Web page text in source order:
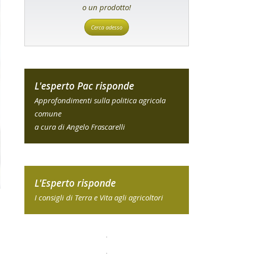
o un prodotto!
Cerca adesso
L'esperto Pac risponde
Approfondimenti sulla politica agricola
comune
a cura di Angelo Frascarelli
L'Esperto risponde
I consigli di Terra e Vita agli agricoltori